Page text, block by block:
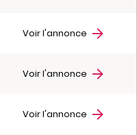
Voir l'annonce
Voir l'annonce
Voir l'annonce